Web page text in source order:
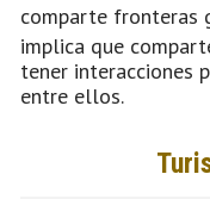
comparte fronteras
implica que
tener interacciones
entre ellos.